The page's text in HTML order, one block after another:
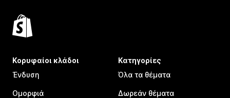
Κορυφαίοι κλάδοι
Ένδυση
Ομορφιά
Κατηγορίες
Όλα τα θέματα
Δωρεάν θέματα